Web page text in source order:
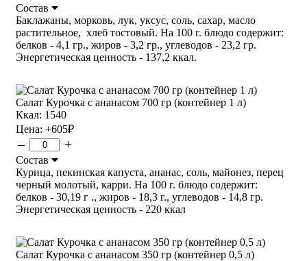
Состав
Баклажаны, морковь, лук, уксус, соль, сахар, масло
растительное, хлеб тостовый. На 100 г. блюдо содержит:
белков - 4,1 гр., жиров - 3,2 гр., углеводов - 23,2 гр.
Энергетическая ценность - 137,2 ккал.
Салат Курочка с ананасом 700 гр (контейнер 1 л)
Ккал: 1540
Цена: +605₽
– +
Состав
Курица, пекинская капуста, ананас, соль, майонез, перец
черный молотый, карри. На 100 г. блюдо содержит:
белков - 30,19 г ., жиров - 18,3 г., углеводов - 14,8 гр.
Энергетическая ценность - 220 ккал
Салат Курочка с ананасом 350 гр (контейнер 0,5 л)